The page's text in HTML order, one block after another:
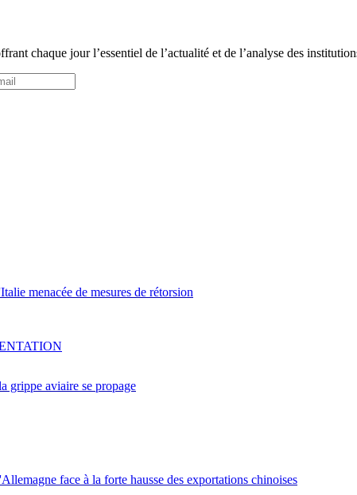
chaque jour l’essentiel de l’actualité et de l’analyse des
menacée de mesures de rétorsion
grippe aviaire se propage
face à la forte hausse des exportations chinoises